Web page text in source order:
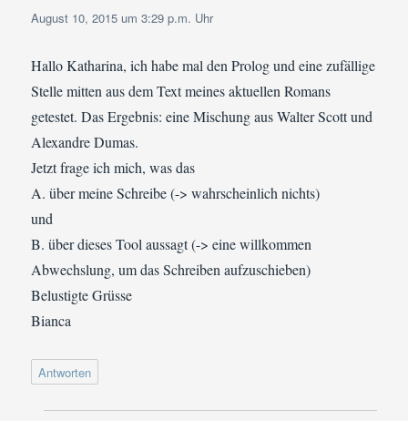
August 10, 2015 um 3:29 p.m. Uhr
Hallo Katharina, ich habe mal den Prolog und eine zufällige
Stelle mitten aus dem Text meines aktuellen Romans
getestet. Das Ergebnis: eine Mischung aus Walter Scott und
Alexandre Dumas.
Jetzt frage ich mich, was das
A. über meine Schreibe (-> wahrscheinlich nichts)
und
B. über dieses Tool aussagt (-> eine willkommen
Abwechslung, um das Schreiben aufzuschieben)
Belustigte Grüsse
Bianca
Antworten